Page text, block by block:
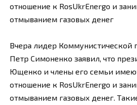
отношение к RosUkrEnergo и
отмыванием газовых денег
Вчера лидер Коммунистической
Петр Симоненко заявил, что
Ющенко и члены его семьи
отношение к RosUkrEnergo и
отмыванием газовых денег.